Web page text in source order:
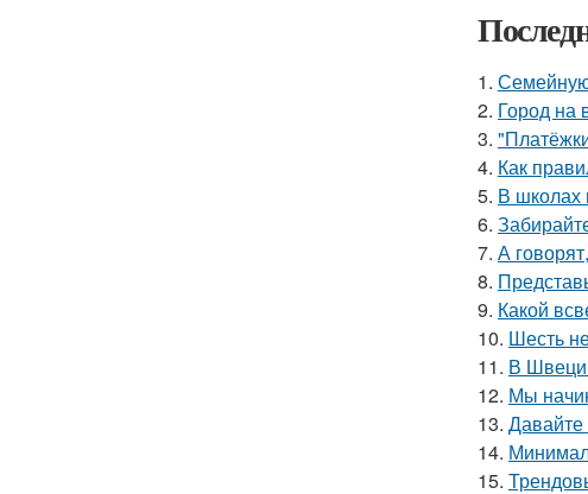
1.
2. Город на
3.
4. Как
5. В школах
6.
7. А
8.
9. Какой
10. Шесть
11. В
12. Мы
13.
14.
15.